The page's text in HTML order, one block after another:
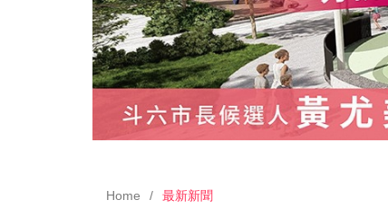
Home 最新新聞